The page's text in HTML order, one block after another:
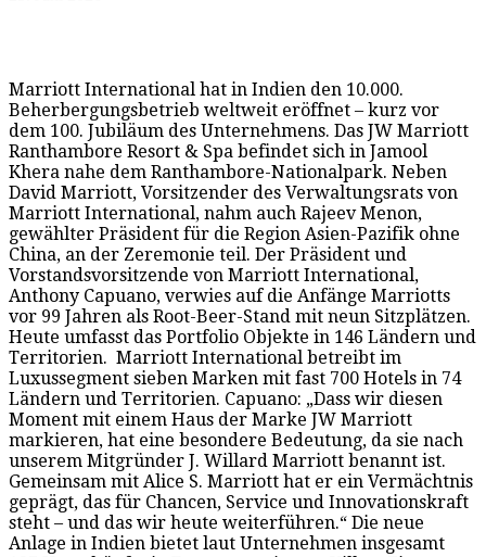
Marriott International hat in Indien den 10.000.
Beherbergungsbetrieb weltweit eröffnet – kurz vor
dem 100. Jubiläum des Unternehmens. Das JW Marriott
Ranthambore Resort & Spa befindet sich in Jamool
Khera nahe dem Ranthambore-Nationalpark. Neben
David Marriott, Vorsitzender des Verwaltungsrats von
Marriott International, nahm auch Rajeev Menon,
gewählter Präsident für die Region Asien-Pazifik ohne
China, an der Zeremonie teil. Der Präsident und
Vorstandsvorsitzende von Marriott International,
Anthony Capuano, verwies auf die Anfänge Marriotts
vor 99 Jahren als Root-Beer-Stand mit neun Sitzplätzen.
Heute umfasst das Portfolio Objekte in 146 Ländern und
Territorien. Marriott International betreibt im
Luxussegment sieben Marken mit fast 700 Hotels in 74
Ländern und Territorien. Capuano: „Dass wir diesen
Moment mit einem Haus der Marke JW Marriott
markieren, hat eine besondere Bedeutung, da sie nach
unserem Mitgründer J. Willard Marriott benannt ist.
Gemeinsam mit Alice S. Marriott hat er ein Vermächtnis
geprägt, das für Chancen, Service und Innovationskraft
steht – und das wir heute weiterführen.“ Die neue
Anlage in Indien bietet laut Unternehmen insgesamt